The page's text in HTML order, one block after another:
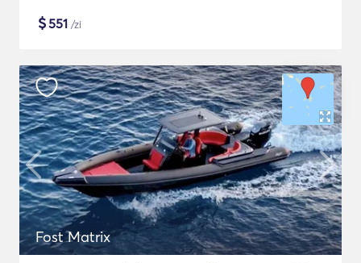
$551 /zi
Fost Matrix